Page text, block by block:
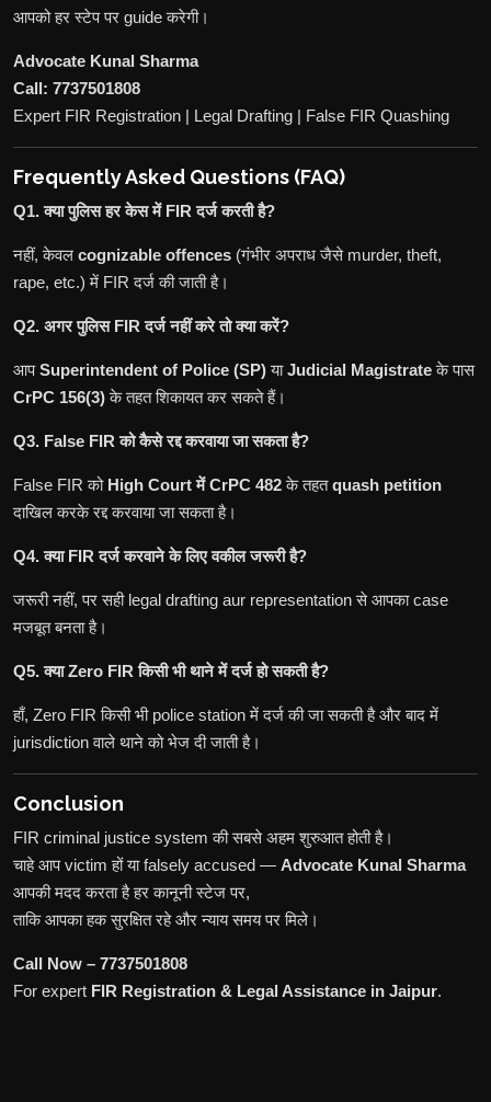
आपको हर स्टेप पर guide करेगी।
Advocate Kunal Sharma
Call: 7737501808
Expert FIR Registration | Legal Drafting | False FIR Quashing
Frequently Asked Questions (FAQ)
Q1. क्या पुलिस हर केस में FIR दर्ज करती है?
नहीं, केवल cognizable offences (गंभीर अपराध जैसे murder, theft,
rape, etc.) में FIR दर्ज की जाती है।
Q2. अगर पुलिस FIR दर्ज नहीं करे तो क्या करें?
आपSuperintendent of Police (SP)याJudicial Magistrateके पास
CrPC 156(3)के तहत शिकायत कर सकते हैं।
Q3. False FIR को कैसे रद्द करवाया जा सकता है?
False FIR को High Court में CrPC 482के तहतquash petition
दाखिल करके रद्द करवाया जा सकता है।
Q4. क्या FIR दर्ज करवाने के लिए वकील जरूरी है?
जरूरी नहीं, पर सही legal drafting aur representation से आपका case
मजबूत बनता है।
Q5. क्या Zero FIR किसी भी थाने में दर्ज हो सकती है?
हाँ, Zero FIR किसी भी police station में दर्ज की जा सकती है और बाद में
jurisdiction वाले थाने को भेज दी जाती है।
Conclusion
FIR criminal justice system की सबसे अहम शुरुआत होती है।
चाहे आप victim हों या falsely accused — Advocate Kunal Sharma
आपकी मदद करता है हर कानूनी स्टेज पर,
ताकि आपका हक सुरक्षित रहे और न्याय समय पर मिले।
Call Now – 7737501808
For expert FIR Registration & Legal Assistance in Jaipur.